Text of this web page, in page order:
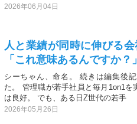
2026年06月04日
人と業績が同時に伸びる
「これ意味あるんですか
シーちゃん、命名。 続きは編集後
た。 管理職が若手社員と毎月1on1
は良好。 でも、ある日Z世代の若手
2026年05月26日